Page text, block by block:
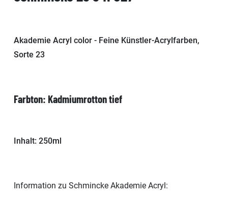
Akademie Acryl color - Feine Künstler-Acrylfarben,
Sorte 23
Farbton: Kadmiumrotton tief
Inhalt: 250ml
Information zu Schmincke Akademie Acryl: